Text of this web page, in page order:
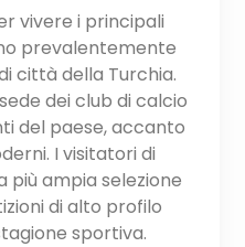
vivere i principali
prevalentemente
città della Turchia.
dei club di calcio
del paese, accanto
I visitatori di
più ampia selezione
di alto profilo
sportiva.